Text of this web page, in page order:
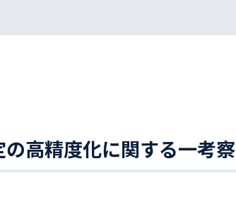
高精度化に関する一考察